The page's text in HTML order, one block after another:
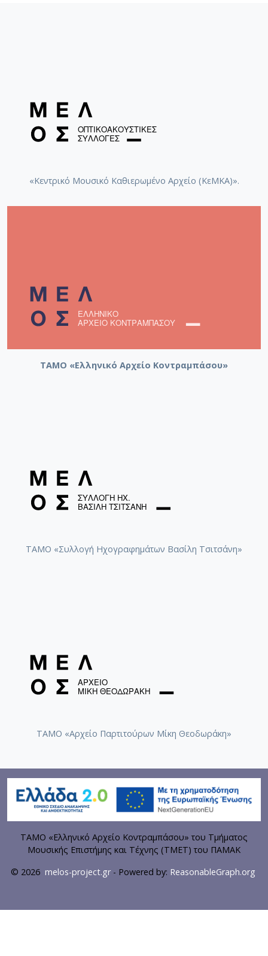
«Κεντρικό Μουσικό Καθιερωμένο Αρχείο (ΚεΜΚΑ)».
ΤΑΜΟ «Ελληνικό Αρχείο Κοντραμπάσου»
ΤΑΜΟ «Συλλογή Ηχογραφημάτων Βασίλη Τσιτσάνη»
ΤΑΜΟ «Αρχείο Παρτιτούρων Μίκη Θεοδωράκη»
ΤΑΜΟ «Ελληνικό Αρχείο Κοντραμπάσου» του Τμήματος
Μουσικής Επιστήμης και Τέχνης (ΤΜΕΤ) του ΠΑΜΑΚ
© 2026 melos-project.gr- Powered by: ReasonableGraph.org